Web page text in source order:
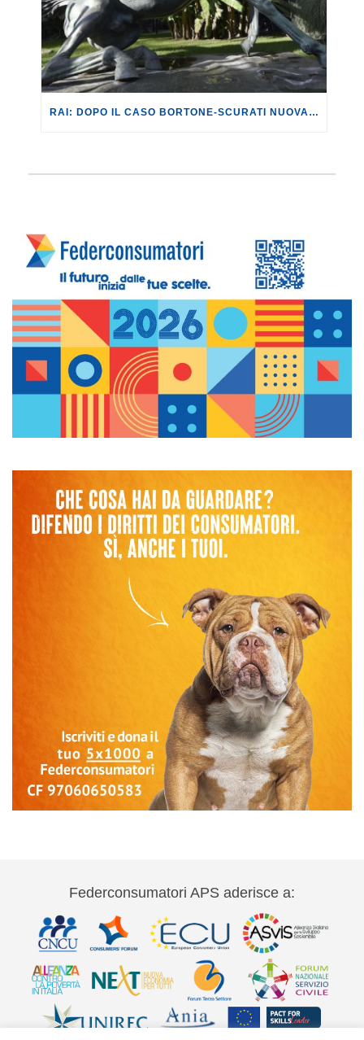
RAI: DOPO IL CASO BORTONE-SCURATI NUOVA GAFFE DEL SERVIZIO PUBBLICO, CHE NON DÀ TEMPESTIVAMENTE NOTIZIA DEGLI ESITI DELLE ELEZIONI FRANCESI.
Federconsumatori APS aderisce a: